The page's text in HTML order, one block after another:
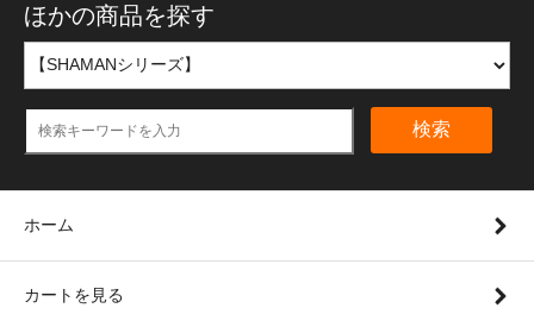
ほかの商品を探す
検索
ホーム
カートを見る